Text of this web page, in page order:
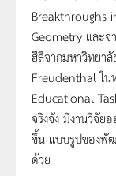
Breakthroughs
Geometry และจ
ฮีลีจากมหาวิทยา
Freudenthal ใ
Educational
จริงจัง มีงานวิจัย
ขึ้น แบบรูปของพั
ด้วย